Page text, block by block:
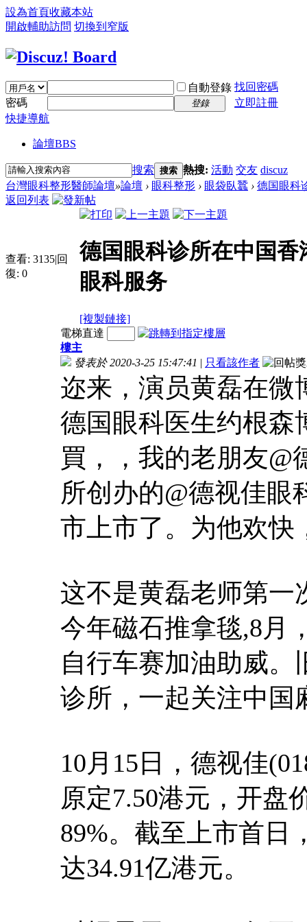
設為首頁收藏本站
開啟輔助訪問 切換到窄版
自動登錄 找回密碼
密碼
登錄
立即註冊
快捷導航
論壇BBS
搜索 搜索 熱搜: 活動 交友 discuz
台灣眼科整形醫師論壇»論壇 › 眼科整形 › 眼袋臥蠶 › 德国眼科
返回列表
查看: 3135|回
復: 0
德国眼科诊所在中国
眼科服务
[複製鏈接]
電梯直達
樓主
發表於 2020-3-25 15:47:41 | 只看該作者
迩来，演员黄磊在
德国眼科医生约根森
買 ，，我的老朋友@
所创办的@德视佳眼
市上市了。为他欢快
这不是黄磊老师第一
今年磁石推拿毯,8月
自行车赛加油助威。
诊所，一起关注中国
10月15日，德视佳
原定7.50港元，开盘
89%。截至上市首日
达34.91亿港元。